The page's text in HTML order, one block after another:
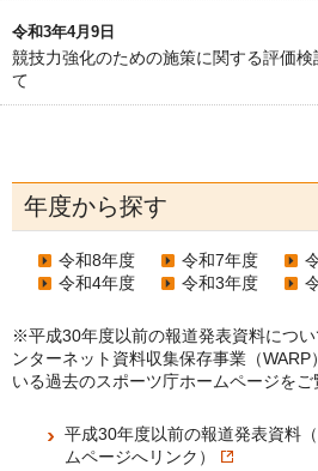
令和3年4月9日
競技力強化のための施策に関する評価
て
年度から探す
令和8年度 令和7年度
令和4年度
令和3年度
※平成30年度以前の報道発表資料につ
ンターネット資料収集保存事業（
いる過去のスポーツ庁ホームページをご
平成30年度以前の報道発表資料
ムページへリンク）